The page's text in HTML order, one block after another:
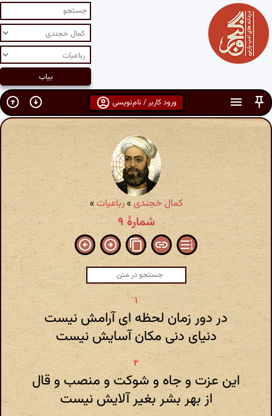
ورود کاربر / نام‌نویسی
کمال خجندی»رباعیات»
شمارهٔ ۹
در دور زمان لحظه ای آرامش نیست
دنیای دنی مکان آسایش نیست
این عزت و جاه و شوکت و منصب و قال
از بهر بشر بغیر آلایش نیست